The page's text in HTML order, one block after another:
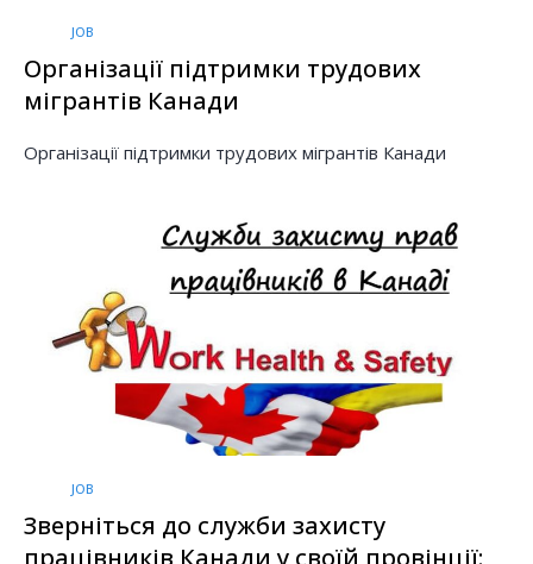
JOB
Організації підтримки трудових
мігрантів Канади
Організації підтримки трудових мігрантів Канади
JOB
Зверніться до служби захисту